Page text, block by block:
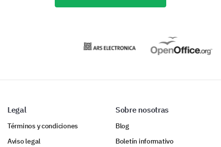
Legal
Términos y condiciones
Aviso legal
Sobre nosotras
Blog
Boletín informativo